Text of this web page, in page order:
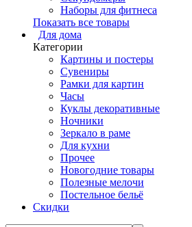
Наборы для фитнеса
Показать все товары
Для дома
Категории
Картины и постеры
Сувениры
Рамки для картин
Часы
Куклы декоративные
Ночники
Зеркало в раме
Для кухни
Прочее
Новогодние товары
Полезные мелочи
Постельное бельё
Скидки